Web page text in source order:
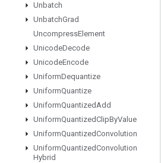
Unbatch
UnbatchGrad
UncompressElement
UnicodeDecode
UnicodeEncode
UniformDequantize
UniformQuantize
UniformQuantizedAdd
UniformQuantizedClipByValue
UniformQuantizedConvolution
UniformQuantizedConvolution
Hybrid